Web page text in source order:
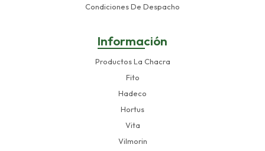
Condiciones De Despacho
Información
Productos La Chacra
Fito
Hadeco
Hortus
Vita
Vilmorin